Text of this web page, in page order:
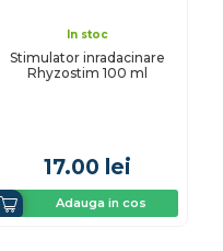
In stoc
Stimulator inradacinare
Rhyzostim 100 ml
17.00 lei
Adauga in cos